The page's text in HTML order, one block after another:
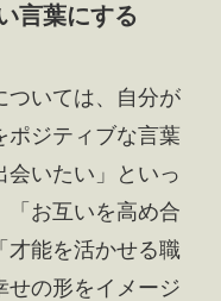
言葉にする
ついては、自分が
ポジティブな言葉
会いたい」といっ
「お互いを高め合
才能を活かせる職
せの形をイメージ